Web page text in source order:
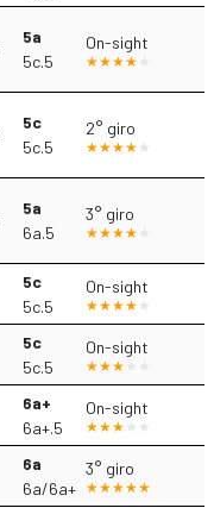
5a
5c.5
On-sight
5c
5c.5
2° giro
5a
6a.5
3° giro
5c
5c.5
On-sight
5c
5c.5
On-sight
6a+
6a+.5
On-sight
6a
6a/6a+
3° giro